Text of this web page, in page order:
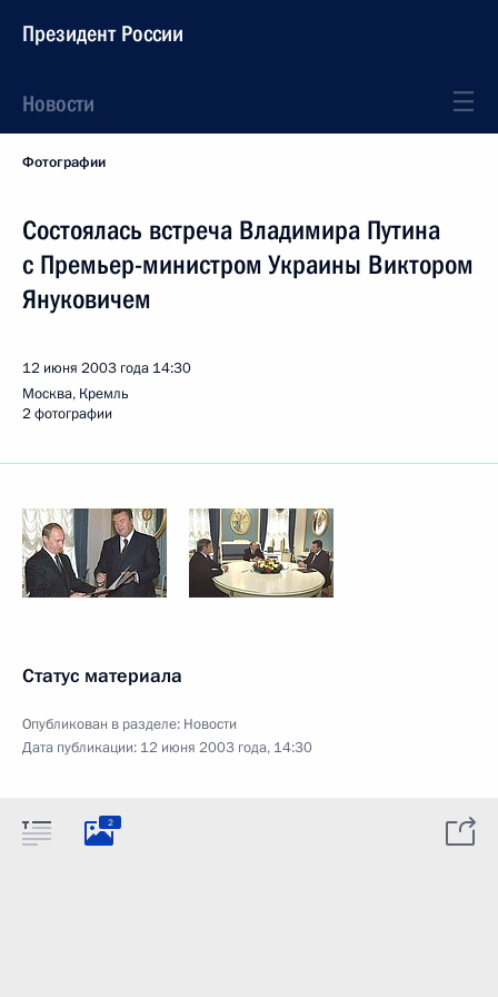
Президент России
Новости
Фотографии
Состоялась встреча Владимира Путина
с Премьер-министром Украины Виктором
Януковичем
12 июня 2003 года 14:30
Москва, Кремль
2 фотографии
Статус материала
Опубликован в разделе: Новости
Дата публикации: 12 июня 2003 года, 14:30
2